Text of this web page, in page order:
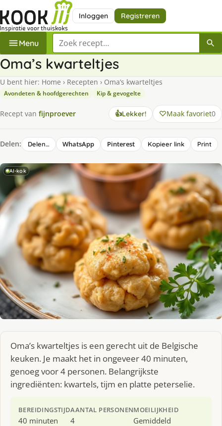
Inloggen Registreren
Menu Zoek een recept
Oma’s kwarteltjes
U bent hier: Home › Recepten › Oma’s kwarteltjes
Avondeten & hoofdgerechten Kip & gevogelte
Recept van fijnproever 👍Lekker! Maak favoriet0
Delen: Delen… WhatsApp Pinterest Kopieer link Print
AI-kok
Oma’s kwarteltjes is een gerecht uit de Belgische
keuken. Je maakt het in ongeveer 40 minuten,
genoeg voor 4 personen. Belangrijkste
ingrediënten: kwartels, tijm en platte peterselie.
BEREIDINGSTIJD
40 minuten
AANTAL PERSONEN
4
MOEILIJKHEID
Gemiddeld